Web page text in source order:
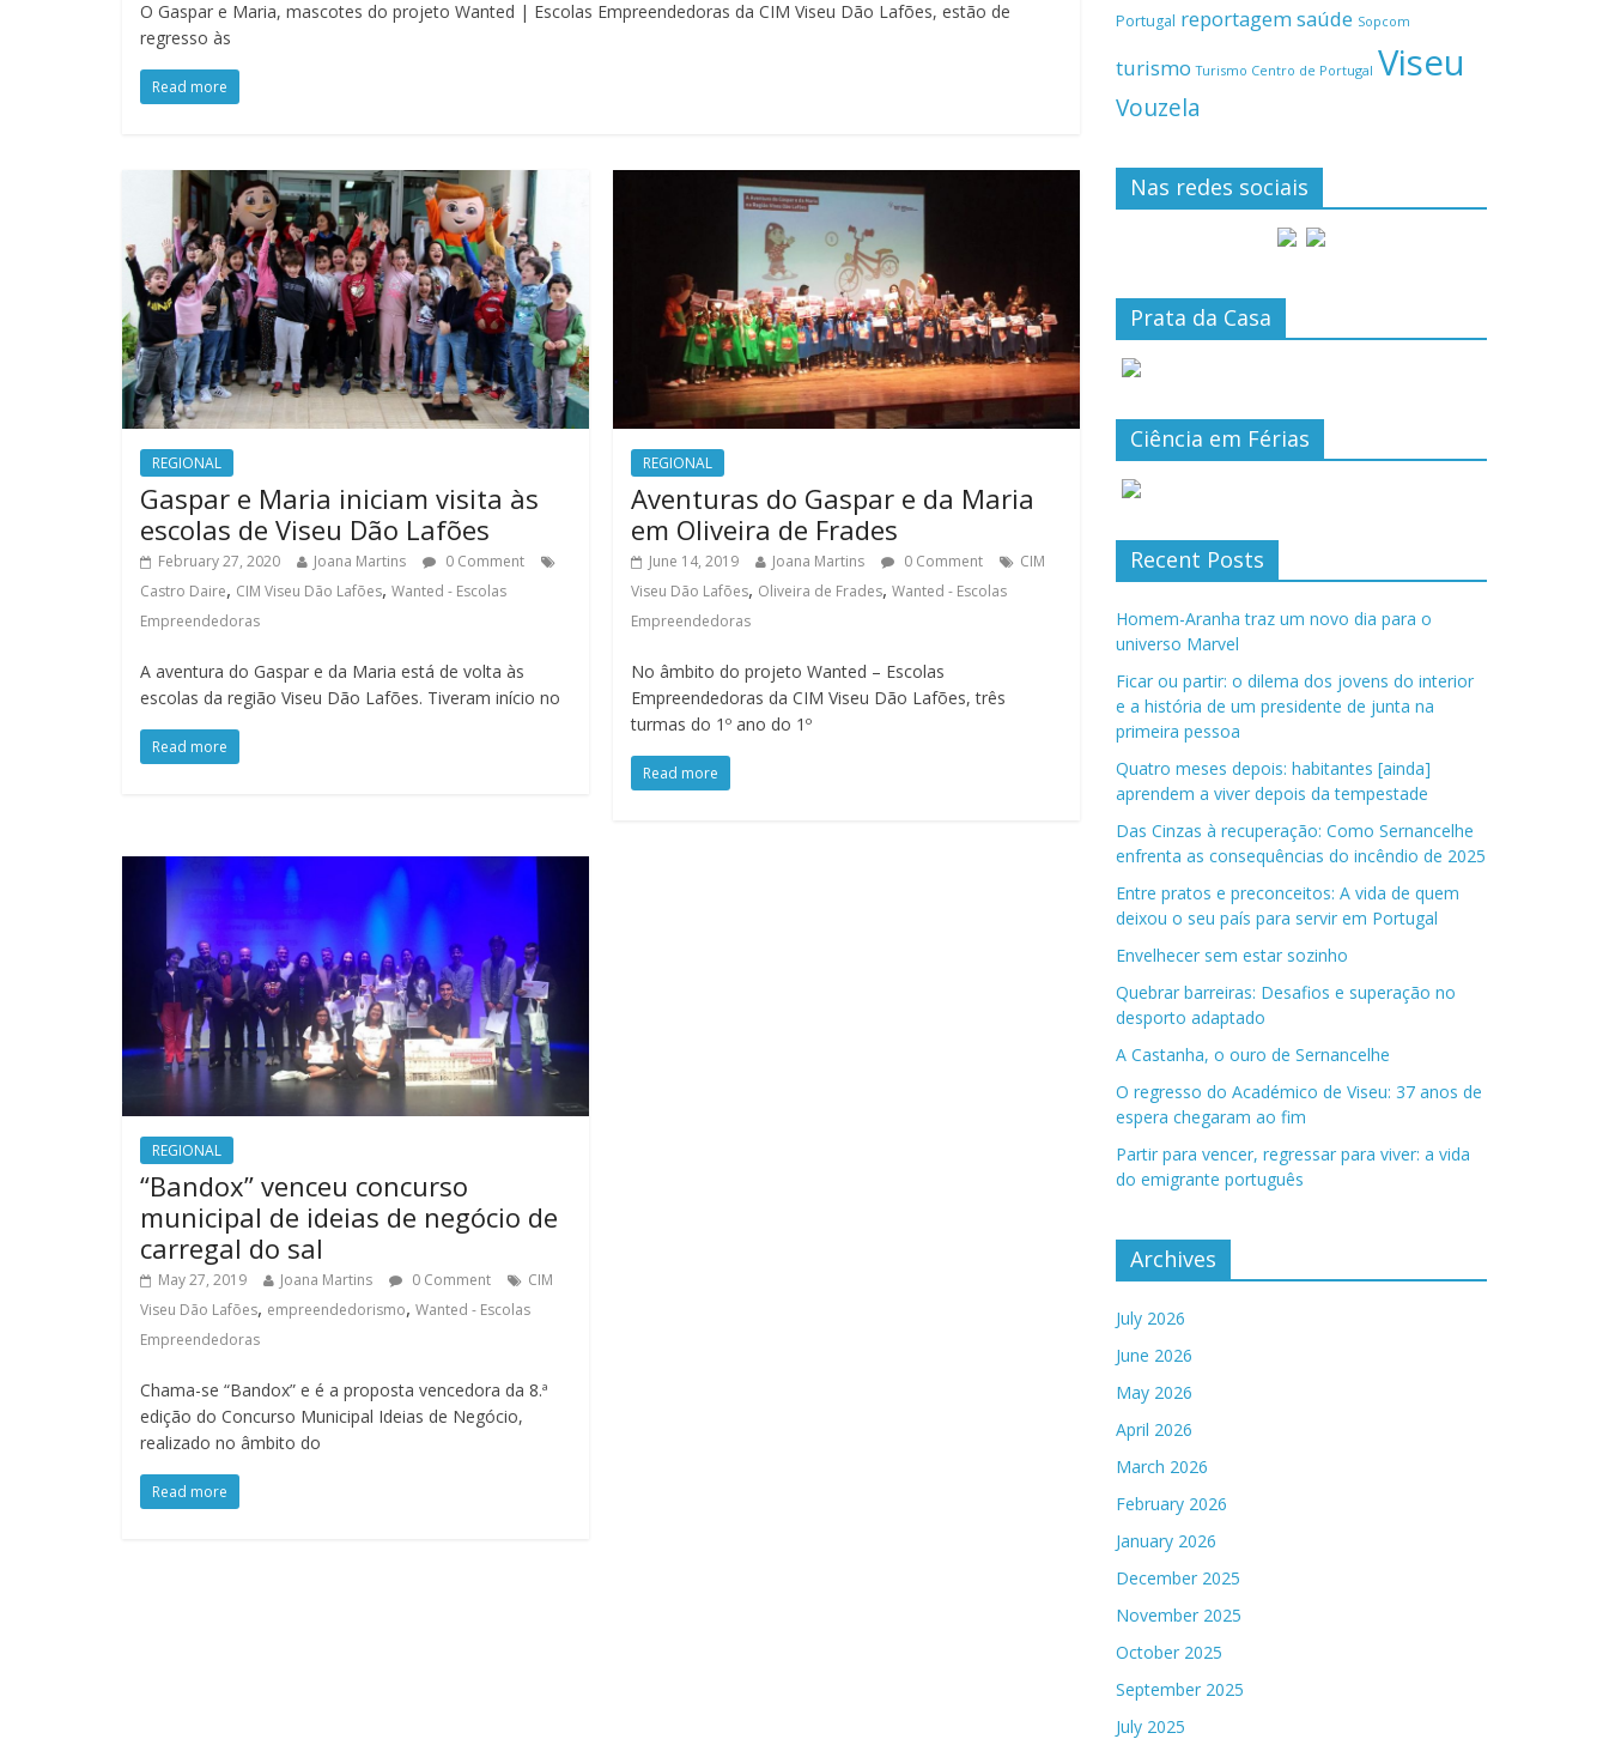
O Gaspar e Maria, mascotes do projeto Wanted | Escolas Empreendedoras da CIM Viseu Dão Lafões, estão de
regresso às
Read more
REGIONAL
Gaspar e Maria iniciam visita às
escolas de Viseu Dão Lafões
February 27, 2020 Joana Martins
0 Comment
Castro Daire, CIM Viseu Dão Lafões, Wanted - Escolas
Empreendedoras
A aventura do Gaspar e da Maria está de volta às
escolas da região Viseu Dão Lafões. Tiveram início no
Read more
REGIONAL
Aventuras do Gaspar e da Maria
em Oliveira de Frades
June 14, 2019 Joana Martins 0 Comment
CIM
Viseu Dão Lafões, Oliveira de Frades,Wanted - Escolas
Empreendedoras
No âmbito do projeto Wanted – Escolas
Empreendedoras da CIM Viseu Dão Lafões, três
turmas do 1º ano do 1º
Read more
REGIONAL
“Bandox” venceu concurso
municipal de ideias de negócio de
carregal do sal
May 27, 2019 Joana Martins 0 Comment
CIM
Viseu Dão Lafões, empreendedorismo, Wanted - Escolas
Empreendedoras
Chama-se “Bandox” e é a proposta vencedora da 8.ª
edição do Concurso Municipal Ideias de Negócio,
realizado no âmbito do
Read more
Portugal reportagemsaúde Sopcom
turismo Turismo Centro de Portugal Viseu
Vouzela
Nas redes sociais
Prata da Casa
Ciência em Férias
Recent Posts
Homem-Aranha traz um novo dia para o
universo Marvel
Ficar ou partir: o dilema dos jovens do interior
e a história de um presidente de junta na
primeira pessoa
Quatro meses depois: habitantes [ainda]
aprendem a viver depois da tempestade
Das Cinzas à recuperação: Como Sernancelhe
enfrenta as consequências do incêndio de 2025
Entre pratos e preconceitos: A vida de quem
deixou o seu país para servir em Portugal
Envelhecer sem estar sozinho
Quebrar barreiras: Desafios e superação no
desporto adaptado
A Castanha, o ouro de Sernancelhe
O regresso do Académico de Viseu: 37 anos de
espera chegaram ao fim
Partir para vencer, regressar para viver: a vida
do emigrante português
Archives
July 2026
June 2026
May 2026
April 2026
March 2026
February 2026
January 2026
December 2025
November 2025
October 2025
September 2025
July 2025